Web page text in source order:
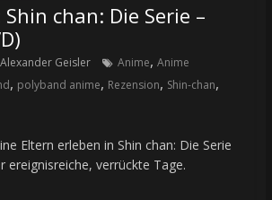
Shin chan: Die Serie –
Alexander Geisler Anime, Anime
, polyband anime, Rezension, Shin-chan,
Eltern erleben in Shin chan: Die Serie
ereignisreiche, verrückte Tage.